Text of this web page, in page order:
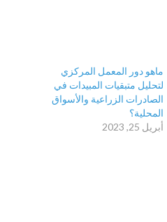
ماهو دور المعمل المركزي
لتحليل متبقيات المبيدات في
الصادرات الزراعية والأسواق
المحلية؟
أبريل 25, 2023